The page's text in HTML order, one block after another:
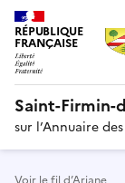
RÉPUBLIQUE
FRANÇAISE
Saint-Firmin-
sur l’Annuaire